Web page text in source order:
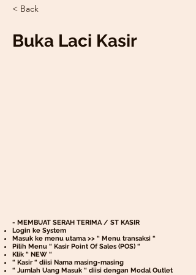
< Back
Buka Laci Kasir
- MEMBUAT SERAH TERIMA / ST KASIR
Login ke System
Masuk ke menu utama >> “ Menu transaksi “
Pilih Menu “ Kasir Point Of Sales (POS) “
Klik “ NEW “
“ Kasir “ diisi Nama masing-masing
“ Jumlah Uang Masuk “ diisi dengan Modal Outlet